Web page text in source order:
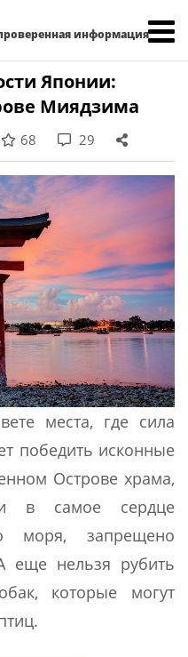
информация
Японии:
Миядзима
68 29
места, где сила
победить исконные
Острове храма,
в самое сердце
моря, запрещено
еще нельзя рубить
которые могут